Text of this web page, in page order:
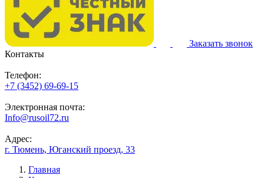
Заказать звонок
Контакты
Телефон:
+7 (3452) 69-69-15
Электронная почта:
Info@rusoil72.ru
Адрес:
г. Тюмень, Юганский проезд, 33
Главная